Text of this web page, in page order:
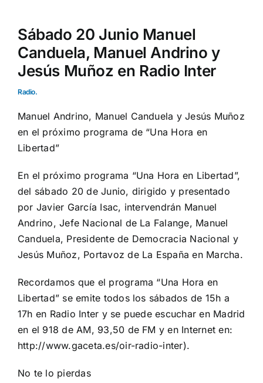
Sábado 20 Junio Manuel
Canduela, Manuel Andrino y
Jesús Muñoz en Radio Inter
Radio.
Manuel Andrino, Manuel Canduela y Jesús Muñoz
en el próximo programa de “Una Hora en
Libertad”
En el próximo programa “Una Hora en Libertad”,
del sábado 20 de Junio, dirigido y presentado
por Javier García Isac, intervendrán Manuel
Andrino, Jefe Nacional de La Falange, Manuel
Canduela, Presidente de Democracia Nacional y
Jesús Muñoz, Portavoz de La España en Marcha.
Recordamos que el programa “Una Hora en
Libertad” se emite todos los sábados de 15h a
17h en Radio Inter y se puede escuchar en Madrid
en el 918 de AM, 93,50 de FM y en Internet en:
http://www.gaceta.es/oir-radio-inter).
No te lo pierdas